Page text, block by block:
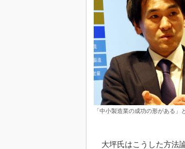
「中小製造業の成功の形がある」
大坪氏はこうした方法